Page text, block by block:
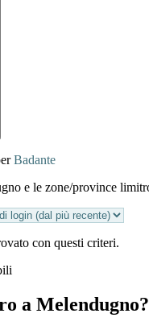
Badante
e le zone/province
con questi criteri.
a Melendugno?